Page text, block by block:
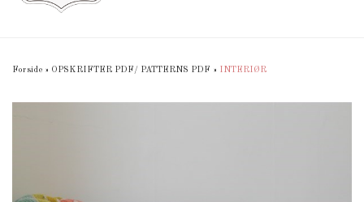
Forside » OPSKRIFTER PDF/ PATTERNS PDF » INTERIØR